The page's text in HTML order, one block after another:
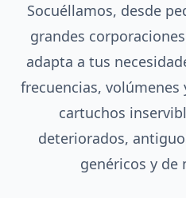
Socuéllamos, desde
grandes
adapta a tus
frecuencias, volúmenes
cartuchos
deteriorados,
genéricos y de